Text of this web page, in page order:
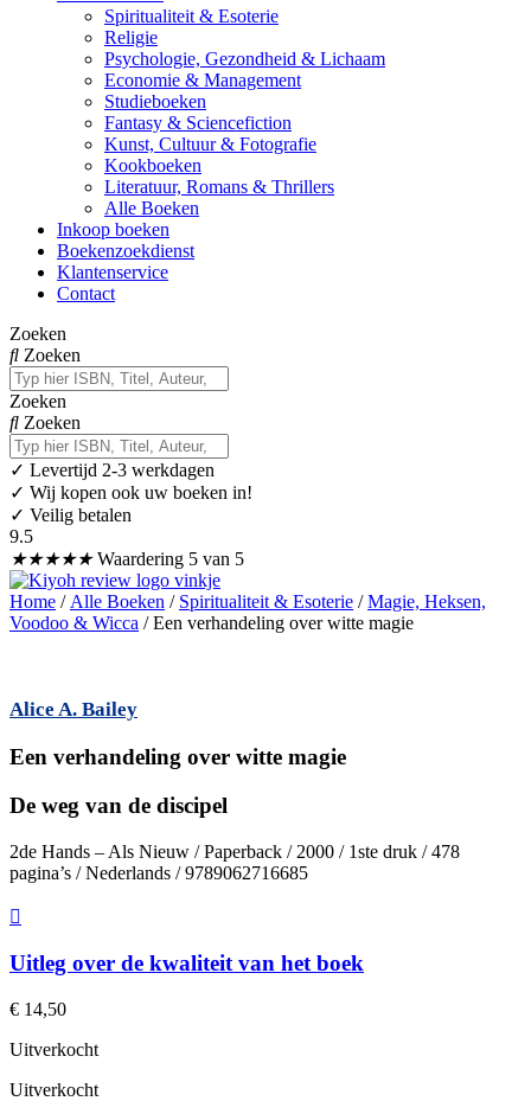
Spiritualiteit & Esoterie
Religie
Psychologie, Gezondheid & Lichaam
Economie & Management
Studieboeken
Fantasy & Sciencefiction
Kunst, Cultuur & Fotografie
Kookboeken
Literatuur, Romans & Thrillers
Alle Boeken
Inkoop boeken
Boekenzoekdienst
Klantenservice
Contact
Zoeken
Zoeken
Zoeken
Zoeken
✓ Levertijd 2-3 werkdagen
✓ Wij kopen ook uw boeken in!
✓ Veilig betalen
9.5
★★★★★ Waardering 5 van 5
Home / Alle Boeken / Spiritualiteit & Esoterie /Magie, Heksen,
Voodoo & Wicca / Een verhandeling over witte magie
Alice A. Bailey
Een verhandeling over witte magie
De weg van de discipel
2de Hands – Als Nieuw / Paperback / 2000 / 1ste druk / 478
pagina’s / Nederlands / 9789062716685
Uitleg over de kwaliteit van het boek
€ 14,50
Uitverkocht
Uitverkocht